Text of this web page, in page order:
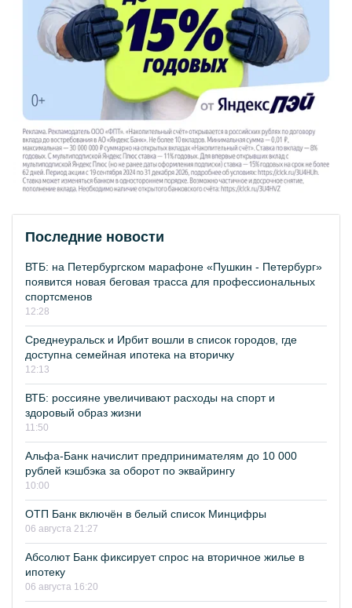
Последние новости
ВТБ: на Петербургском марафоне «Пушкин - Петербург»
появится новая беговая трасса для профессиональных
спортсменов
12:28
Среднеуральск и Ирбит вошли в список городов, где
доступна семейная ипотека на вторичку
12:13
ВТБ: россияне увеличивают расходы на спорт и
здоровый образ жизни
11:50
Альфа-Банк начислит предпринимателям до 10 000
рублей кэшбэка за оборот по эквайрингу
10:00
ОТП Банк включён в белый список Минцифры
06 августа 21:27
Абсолют Банк фиксирует спрос на вторичное жилье в
ипотеку
06 августа 16:20